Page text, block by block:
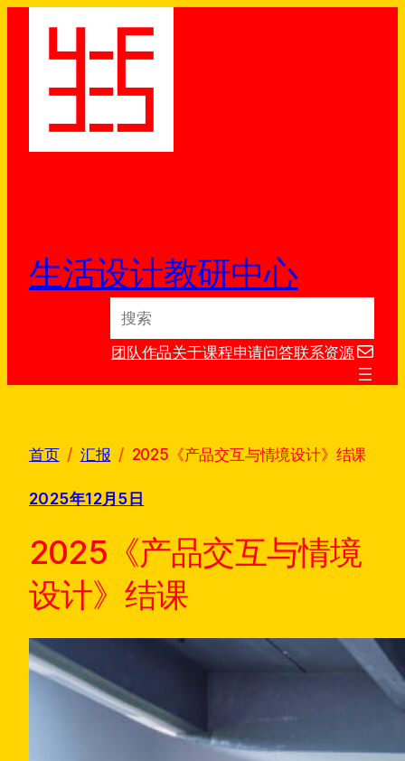
生活设计教研中心
a团队作品关于课程申请问答联系资源电子邮件
首页 汇报 2025《产品交互与情境设计》结课
2025年12月5日
2025《产品交互与情境
设计》结课